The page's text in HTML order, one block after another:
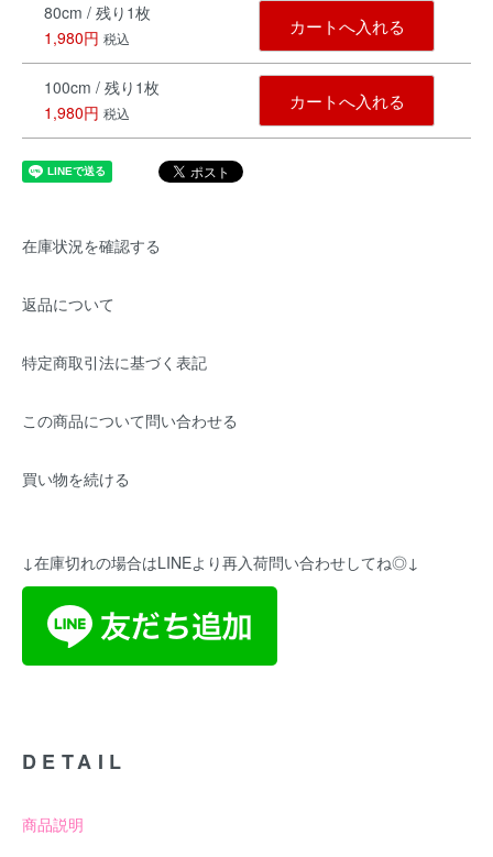
80cm / 残り1枚
1,980円 税込
カートへ入れる
100cm / 残り1枚
1,980円 税込
カートへ入れる
在庫状況を確認する
返品について
特定商取引法に基づく表記
この商品について問い合わせる
買い物を続ける
↓在庫切れの場合はLINEより再入荷問い合わせしてね◎↓
DETAIL
商品説明